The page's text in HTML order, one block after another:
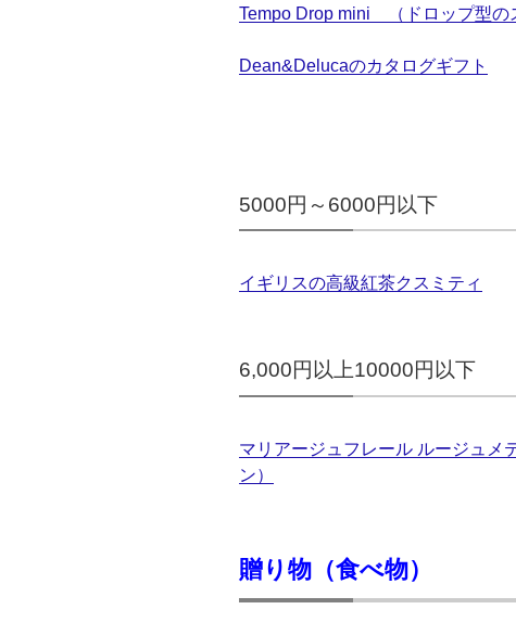
Tempo Drop mini （ドロップ型の
Dean&Delucaのカタログギフト
5000円～6000円以下
イギリスの高級紅茶クスミティ
6,000円以上10000円以下
マリアージュフレール ルージュ
ン）
贈り物（食べ物）